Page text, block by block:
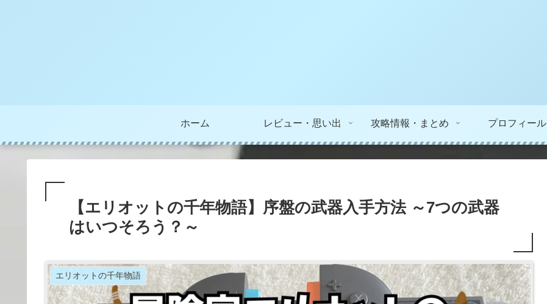
ホーム レビュー・思い出 攻略情報・まとめ プロフィール
【エリオットの千年物語】序盤の武器入手方法 ～7つの武器
はいつそろう？～
エリオットの千年物語